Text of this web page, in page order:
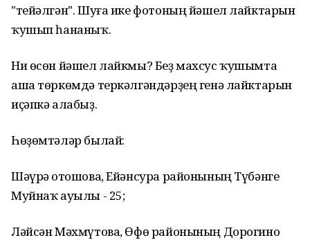
"тейәлгән". Шуға ике фотоның йәшел лайктарын
ҡушып һананыҡ.
Ни өсөн йәшел лайкмы? Беҙ махсус ҡушымта
аша төркөмдә теркәлгәндәрҙең генә лайктарын
иҫәпкә алабыҙ.
Һөҙөмтәләр былай:
Шәүрә Ҡотошова, Ейәнсура районының Түбәнге
Муйнаҡ ауылы - 25;
Ләйсән Мәхмүтова, Өфө районының Дорогино